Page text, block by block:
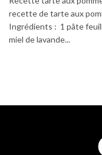
recette de tarte aux
Ingrédients : 1 pâte
miel de lavande...